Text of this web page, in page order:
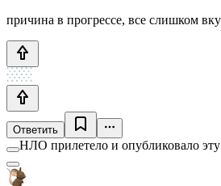
причина в прогрессе, все слишком
Ответить
НЛО прилетело и опубликовало эту